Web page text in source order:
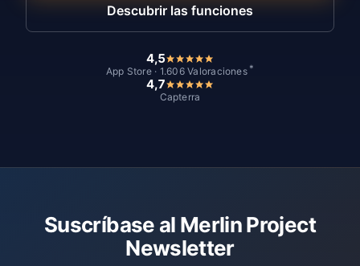
Descubrir las funciones
4,5
App Store · 1.606 Valoraciones *
4,7
Capterra
Suscríbase al Merlin Project
Newsletter